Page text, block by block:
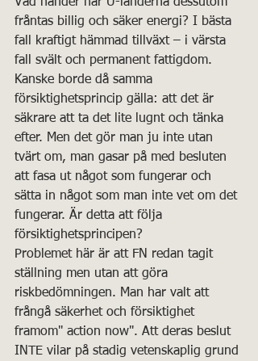
fråntas billig och säker energi? I bästa
fall kraftigt hämmad tillväxt – i värsta
fall svält och permanent fattigdom.
Kanske borde då samma
försiktighetsprincip gälla: att det är
säkrare att ta det lite lugnt och tänka
efter. Men det gör man ju inte utan
tvärt om, man gasar på med besluten
att fasa ut något som fungerar och
sätta in något som man inte vet om det
fungerar. Är detta att följa
försiktighetsprincipen?
Problemet här är att FN redan tagit
ställning men utan att göra
riskbedömningen. Man har valt att
frångå säkerhet och försiktighet
framom" action now". Att deras beslut
INTE vilar på stadig vetenskaplig grund